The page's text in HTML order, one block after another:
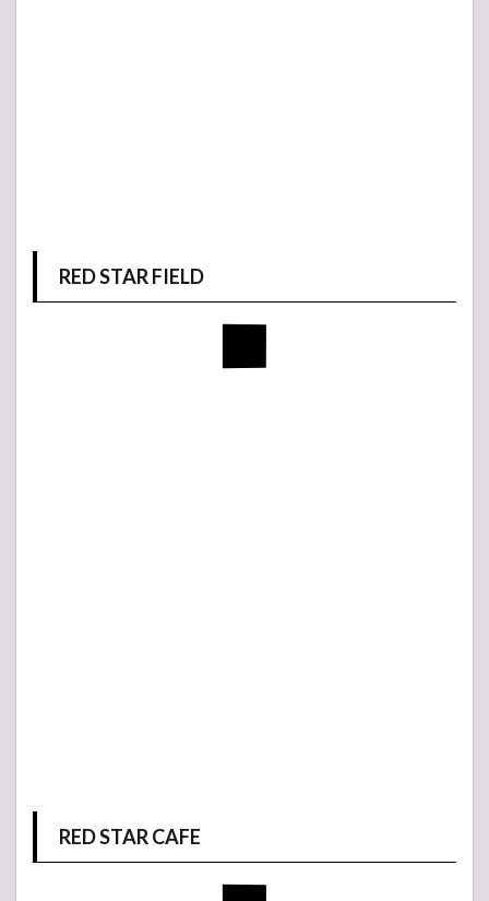
RED STAR FIELD
RED STAR CAFE